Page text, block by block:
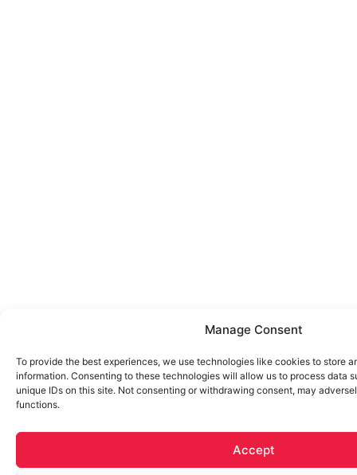
Manage Consent
To provide the best experiences, we use technologies like cookies to store
information. Consenting to these technologies will allow us to process data
unique IDs on this site. Not consenting or withdrawing consent, may
functions.
Accept